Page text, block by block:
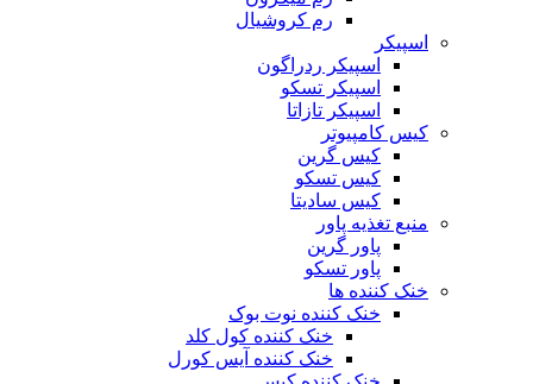
رم کروشیال
اسپیکر
اسپیکر ردراگون
اسپیکر تسکو
اسپیکر تازاتا
کیس کامپیوتر
کیس گرین
کیس تسکو
کیس سادیتا
منبع تغذیه‌ پاور
پاور گرین
پاور تسکو
خنک کننده ها
خنک کننده نوت بوک
خنک کننده کول کلد
خنک کننده آیس کورل